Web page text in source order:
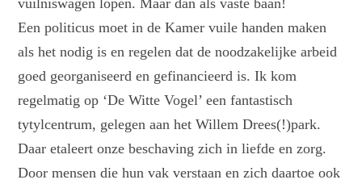
vuilniswagen lopen. Maar dan als vaste baan!
Een politicus moet in de Kamer vuile handen maken
als het nodig is en regelen dat de noodzakelijke arbeid
goed georganiseerd en gefinancieerd is. Ik kom
regelmatig op ‘De Witte Vogel’ een fantastisch
tytylcentrum, gelegen aan het Willem Drees(!)park.
Daar etaleert onze beschaving zich in liefde en zorg.
Door mensen die hun vak verstaan en zich daartoe ook